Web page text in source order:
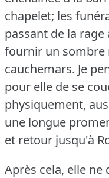
chapelet; les
passant de la
fournir un sombre
cauchemars. Je
pour elle de se
physiquement,
une longue
et retour jusqu'à
Après cela, elle